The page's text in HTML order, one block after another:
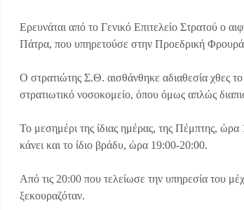
Ερευνάται από το Γενικό Επιτελείο Στρατού ο
Πάτρα, που υπηρετούσε στην Προεδρική
Ο στρατιώτης Σ.Θ. αισθάνθηκε αδιαθεσία χθες
στρατιωτικό νοσοκομείο, όπου όμως απλώς
Το μεσημέρι της ίδιας ημέρας, της Πέμπτης,
κάνει και το ίδιο βράδυ, ώρα 19:00-20:00.
Από τις 20:00 που τελείωσε την υπηρεσία του
ξεκουραζόταν.